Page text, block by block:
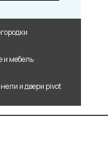
и мебель
и двери pivot